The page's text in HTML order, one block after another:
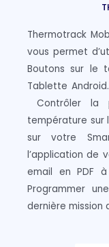
Thermotrack
vous permet
Boutons sur le
Tablette
Contrôler la
température sur
sur votre
l’application de
email en PDF
Programmer
dernière mission